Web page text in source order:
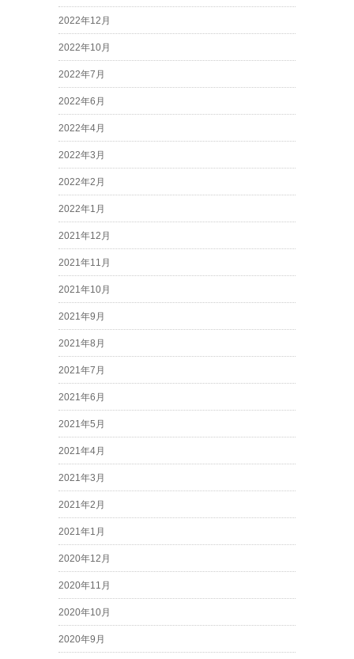
2022年12月
2022年10月
2022年7月
2022年6月
2022年4月
2022年3月
2022年2月
2022年1月
2021年12月
2021年11月
2021年10月
2021年9月
2021年8月
2021年7月
2021年6月
2021年5月
2021年4月
2021年3月
2021年2月
2021年1月
2020年12月
2020年11月
2020年10月
2020年9月